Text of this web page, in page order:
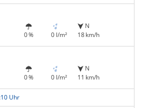
0 % 0 l/m²
N
18 km/h
0 % 0 l/m²
N
11 km/h
Uhr